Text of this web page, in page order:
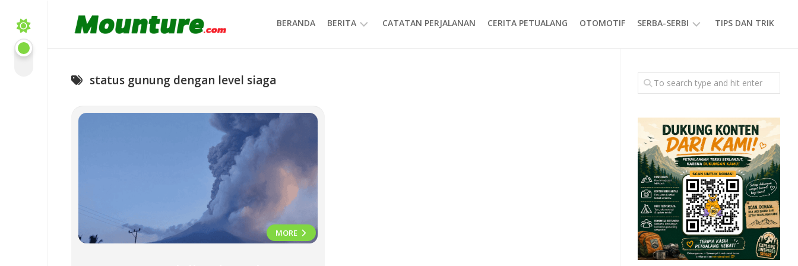
content
BERANDA BERITA CATATAN PERJALANAN CERITA PETUALANG OTOMOTIF SERBA-SERBI
GAYA
HIDUP
TIPS DAN TRIK
status gunung dengan level siaga
MORE